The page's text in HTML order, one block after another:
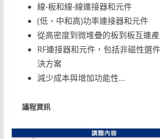
線-板和線-線連接器和元件
(低、中和高)功率連接器和元件
從高密度到微堆疊的板到板互連
RF連接器和元件，包括非磁性選
決方案
減少成本與增加功能性…
議程資訊